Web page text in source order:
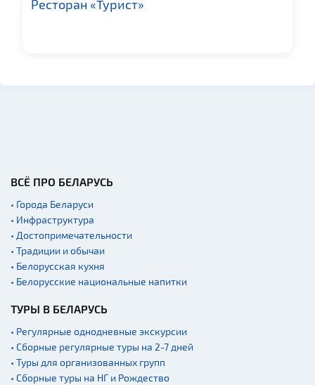
Памятники природы
Спортинг-клубы и тиры
Ратуши
Садово-парковая
Памятники
Памятники известным
людям
Кладбище
Ресторан «Турист»
ВСЁ ПРО БЕЛАРУСЬ
• Города Беларуси
• Инфраструктура
• Достопримечательности
• Традиции и обычаи
• Белорусская кухня
• Белорусские национальные напитки
ТУРЫ В БЕЛАРУСЬ
• Регулярные однодневные экскурсии
• Сборные регулярные туры на 2-7 дней
• Туры для организованных групп
• Сборные туры на НГ и Рождество